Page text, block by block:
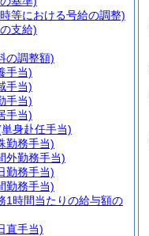
等における号給の調整)
支給)
の調整額)
手当)
手当)
手当)
手当)
身赴任手当)
勤務手当)
外勤務手当)
勤務手当)
勤務手当)
1時間当たりの給与額の
直手当)